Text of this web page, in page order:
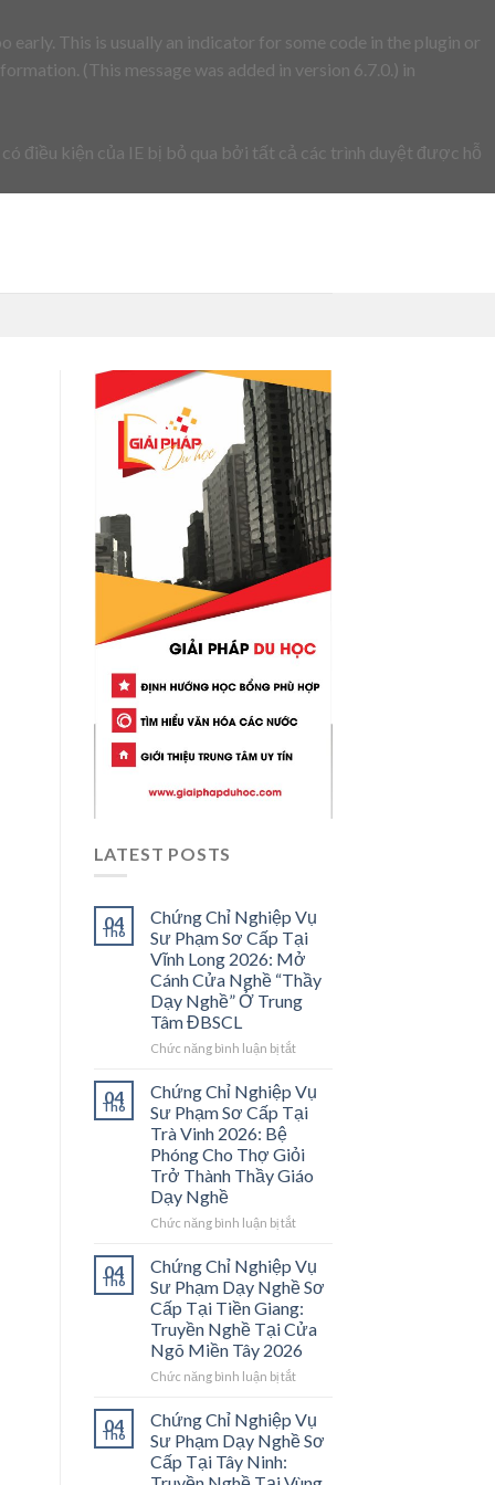
early. This is usually an indicator for some code in the plugin or
(This message was added in version 6.7.0.) in
điều kiện của IE bị bỏ qua bởi tất cả các trình duyệt được hỗ
LATEST POSTS
04
Th6
Chứng Chỉ Nghiệp Vụ
Sư Phạm Sơ Cấp Tại
Vĩnh Long 2026: Mở
Cánh Cửa Nghề “Thầy
Dạy Nghề” Ở Trung
Tâm ĐBSCL
Chức năng bình luận bị tắtở
Chỉ
Nghiệp
Vụ
Phạm
Sơ
2026:
Mở
Cánh
Cửa
Nghề
Dạy
Ở
Trung
ĐBSCL
04
Th6
Chứng Chỉ Nghiệp Vụ
Sư Phạm Sơ Cấp Tại
Trà Vinh 2026: Bệ
Phóng Cho Thợ Giỏi
Trở Thành Thầy Giáo
Dạy Nghề
Chức năng bình luận bị tắtở
Chỉ
Nghiệp
Vụ
Sư
Phạm
Sơ
Cấp
Vinh
2026:
04
Th6
Chứng Chỉ Nghiệp Vụ
Sư Phạm Dạy Nghề Sơ
Cấp Tại Tiền Giang:
Truyền Nghề Tại Cửa
Ngõ Miền Tây 2026
Chức năng bình luận bị tắtở
Chỉ
Nghiệp
Vụ
04
Th6
Chứng Chỉ Nghiệp Vụ
Sư Phạm Dạy Nghề Sơ
Cấp Tại Tây Ninh: